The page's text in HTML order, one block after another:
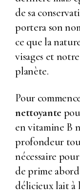
de sa
portera son
ce que la
visages et
planète.
Pour
nettoyante
en vitamine B
profondeur
nécessaire
de prime
délicieux lait à